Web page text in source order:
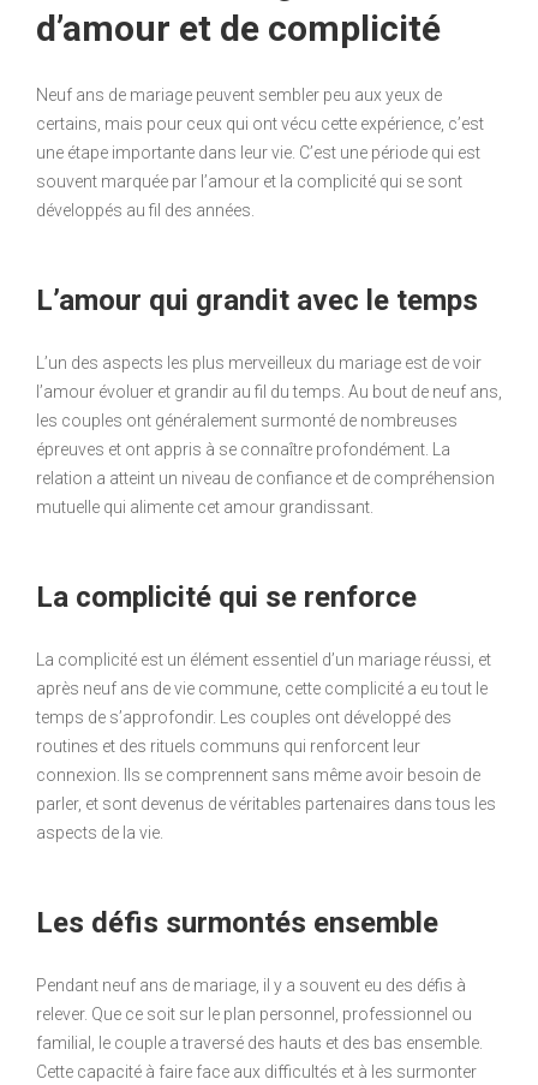
d’amour et de complicité
Neuf ans de mariage peuvent sembler peu aux yeux de
certains, mais pour ceux qui ont vécu cette expérience, c’est
une étape importante dans leur vie. C’est une période qui est
souvent marquée par l’amour et la complicité qui se sont
développés au fil des années.
L’amour qui grandit avec le temps
L’un des aspects les plus merveilleux du mariage est de voir
l’amour évoluer et grandir au fil du temps. Au bout de neuf ans,
les couples ont généralement surmonté de nombreuses
épreuves et ont appris à se connaître profondément. La
relation a atteint un niveau de confiance et de compréhension
mutuelle qui alimente cet amour grandissant.
La complicité qui se renforce
La complicité est un élément essentiel d’un mariage réussi, et
après neuf ans de vie commune, cette complicité a eu tout le
temps de s’approfondir. Les couples ont développé des
routines et des rituels communs qui renforcent leur
connexion. Ils se comprennent sans même avoir besoin de
parler, et sont devenus de véritables partenaires dans tous les
aspects de la vie.
Les défis surmontés ensemble
Pendant neuf ans de mariage, il y a souvent eu des défis à
relever. Que ce soit sur le plan personnel, professionnel ou
familial, le couple a traversé des hauts et des bas ensemble.
Cette capacité à faire face aux difficultés et à les surmonter